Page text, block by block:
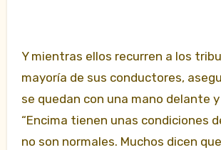
Y mientras ellos recurren a los
mayoría de sus conductores,
se quedan con una mano delante
“Encima tienen unas condiciones
no son normales. Muchos dicen